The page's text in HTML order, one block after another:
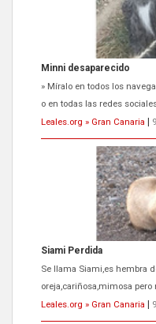
Minni desaparecido
» Míralo en todos los
o en todas las redes
Leales.org » Gran Canaria
Siami Perdida
Se llama Siami,es hembra
oreja,cariñosa,mimosa pero
Leales.org » Gran Canaria